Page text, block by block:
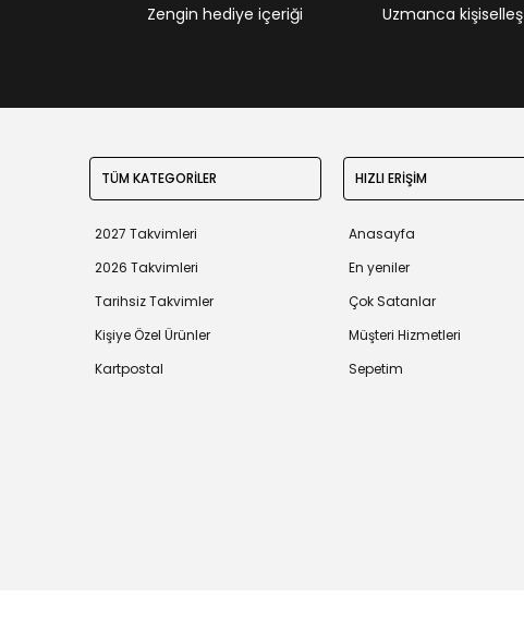
Zengin hediye içeriği Uzmanca
TÜM KATEGORİLER
2027 Takvimleri
2026 Takvimleri
Tarihsiz Takvimler
Kişiye Özel Ürünler
Kartpostal
HIZLI ERİŞİM
Anasayfa
En yeniler
Çok Satanlar
Müşteri Hizmetleri
Sepetim